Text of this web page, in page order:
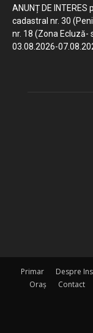
ANUNȚ DE
cadastral nr. 30
nr. 18 (Zona Ecluză-
03.08.2026-
Primar Despre
Oraș
Contact